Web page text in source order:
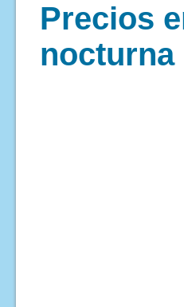
Precios
nocturna